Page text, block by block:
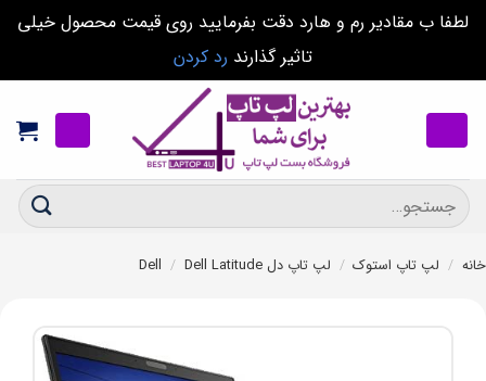
لطفا ب مقادیر رم و هارد دقت بفرمایید روی قیمت محصول خیلی
تاثیر گذارند رد کردن
content
جستجو
برای:
خانه / لپ تاپ استوک / لپ تاپ دل Dell / Dell Latitude